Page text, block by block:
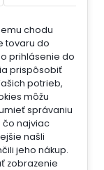
chodu
tovaru do
prihlásenie do
prispôsobiť
potrieb,
môžu
správaniu
čo najviac
našli
jeho nákup.
zobrazenie